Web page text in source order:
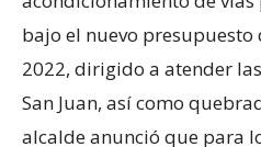
bajo el nuevo presupuesto
2022, dirigido a atender
San Juan, así como
alcalde anunció que para